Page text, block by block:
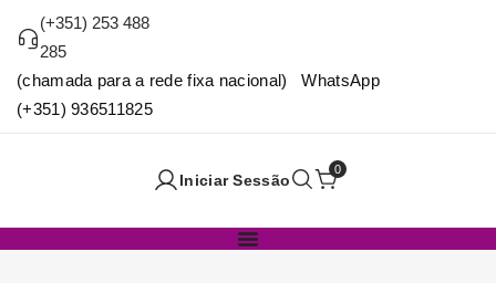
(+351) 253 488
285
(chamada para a rede fixa nacional) WhatsApp
(+351) 936511825
Iniciar Sessão
0